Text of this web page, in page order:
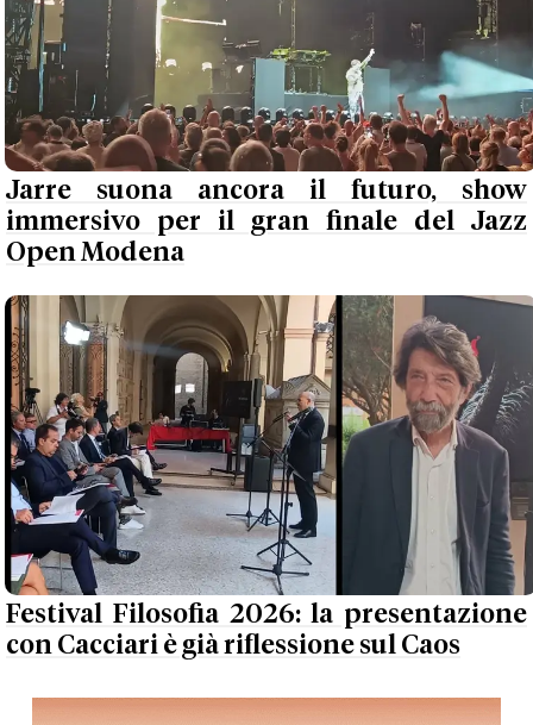
Jarre suona ancora il futuro, show
immersivo per il gran finale del Jazz
Open Modena
Festival Filosofia 2026: la presentazione
con Cacciari è già riflessione sul Caos